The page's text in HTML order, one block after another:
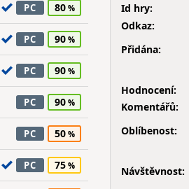
PC 80
PC 90
PC 90
PC 90
PC 50
PC 75
Id hry:
Odkaz:
Přidána:
Hodnocení:
Komentářů:
Oblíbenost:
Návštěvnost: